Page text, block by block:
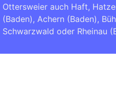
Ottersweier auch Haft,
(Baden) , Achern (Baden) ,
Schwarzwald oder Rheinau